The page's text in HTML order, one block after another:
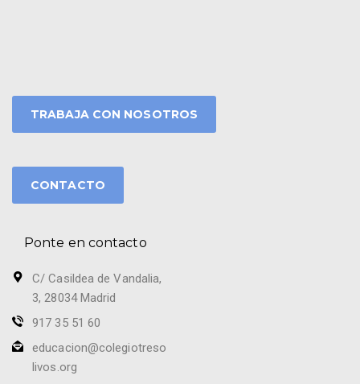
TRABAJA CON NOSOTROS
CONTACTO
Ponte en contacto
C/ Casildea de Vandalia,
3, 28034 Madrid
917 35 51 60
educacion@colegiotreso
livos.org